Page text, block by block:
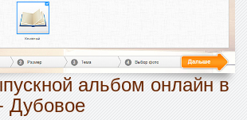
альбом онлайн в
Дубовое